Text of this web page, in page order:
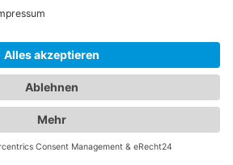
zu zuverlässigen
an Hotels für Ihren nächsten
sicherstellen, dass Sie
als auch bei der
Unterkunft bestens
ob Sie geschäftlich oder
unser Branchenportal